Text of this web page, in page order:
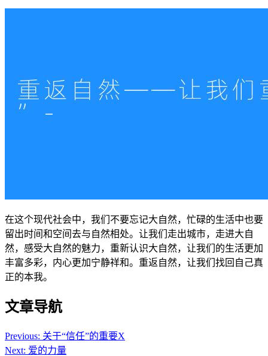
在这个现代社会中，我们不要忘记大自然，忙碌的生活中也要
留出时间和空间去与自然相处。让我们走出城市，走进大自
然，感受大自然的魅力，重新认识大自然，让我们的生活更加
丰富多彩，内心更加宁静祥和。重返自然，让我们找回自己真
正的本我。
文章导航
Previous: 关于“信任”的重要X
Next: 爱的力量